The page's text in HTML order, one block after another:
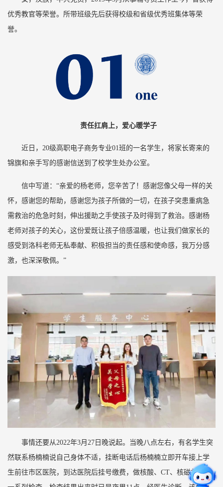
优秀教官等荣誉。所带班级先后获得校级和省级优秀班集体等荣
誉。
责任扛肩上，爱心暖学子
近日，20级高职电子商务专业01班的一名学生，将家长寄来的
锦旗和亲手写的感谢信送到了校学生处办公室。
信中写道：“亲爱的杨老师，您辛苦了！感谢您像父母一样的关
怀，感谢您的帮助，感谢您为孩子所做的一切，在孩子突患重病急
需救治的危急时刻，伸出援助之手使孩子及时得到了救治。感谢杨
老师对孩子的关心，这份爱既让孩子倍感温暖，也让我们做家长的
感受到洛科老师无私奉献、积极担当的责任感和使命感，我万分感
激，也深深敬佩。”
事情还要从2022年3月27日晚说起。当晚八点左右，有名学生突
然联系杨楠楠说自己身体不适，挂断电话后杨楠楠立即开车接上学
生前往市区医院，到达医院后挂号缴费，做核酸、CT、核磁共振等